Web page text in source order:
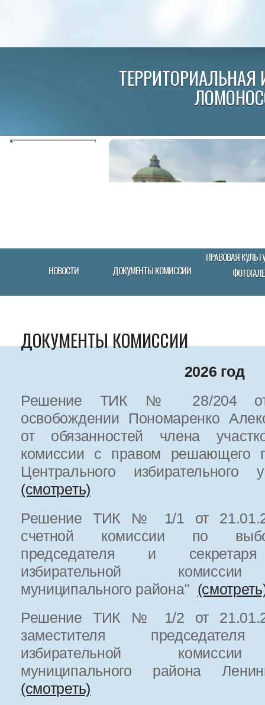
НОВОСТИ ДОКУМЕНТЫ КОМИССИИ
ПРАВОВАЯ
ДОКУМЕНТЫ КОМИССИИ
2026 год
Решение ТИК № 28/204 от
освобождении Пономаренко
от обязанностей члена
комиссии с правом решающего
Центрального
(смотреть)
Решение ТИК № 1/1 от
счетной комиссии по
председателя и секретаря
избирательной комиссии
муниципального района"
Решение ТИК № 1/2 от
заместителя председателя
избирательной комиссии
муниципального района
(смотреть)